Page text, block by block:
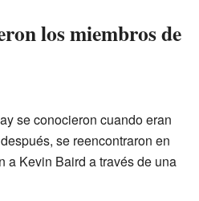
los miembros de
se conocieron cuando eran
se reencontraron en
a Kevin Baird a través de una